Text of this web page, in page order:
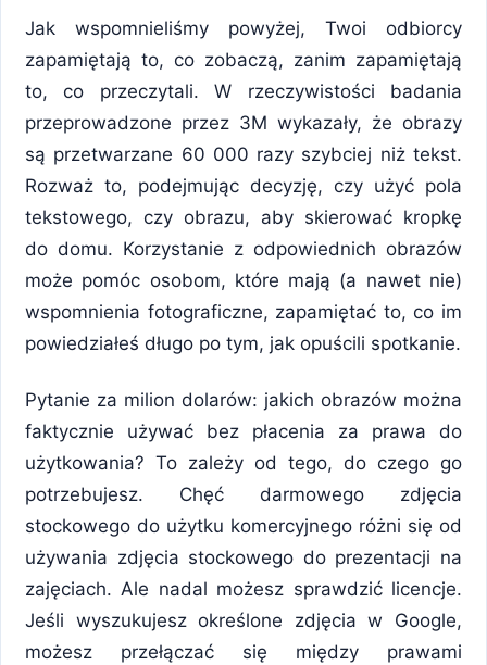
Jak wspomnieliśmy powyżej, Twoi odbiorcy
zapamiętają to, co zobaczą, zanim zapamiętają
to, co przeczytali. W rzeczywistości badania
przeprowadzone przez 3M wykazały, że obrazy
są przetwarzane 60 000 razy szybciej niż tekst.
Rozważ to, podejmując decyzję, czy użyć pola
tekstowego, czy obrazu, aby skierować kropkę
do domu. Korzystanie z odpowiednich obrazów
może pomóc osobom, które mają (a nawet nie)
wspomnienia fotograficzne, zapamiętać to, co im
powiedziałeś długo po tym, jak opuścili spotkanie.
Pytanie za milion dolarów: jakich obrazów można
faktycznie używać bez płacenia za prawa do
użytkowania? To zależy od tego, do czego go
potrzebujesz. Chęć darmowego zdjęcia
stockowego do użytku komercyjnego różni się od
używania zdjęcia stockowego do prezentacji na
zajęciach. Ale nadal możesz sprawdzić licencje.
Jeśli wyszukujesz określone zdjęcia w Google,
możesz przełączać się między prawami